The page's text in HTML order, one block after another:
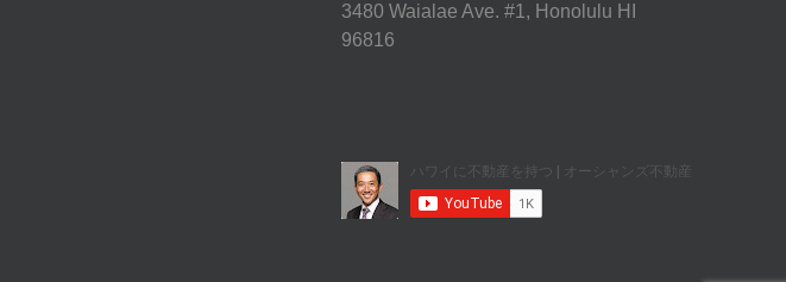
3480 Waialae Ave. #1, Honolulu HI
96816